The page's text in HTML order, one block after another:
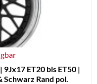
9Jx17 ET20 bis ET50 |
Schwarz Rand pol.